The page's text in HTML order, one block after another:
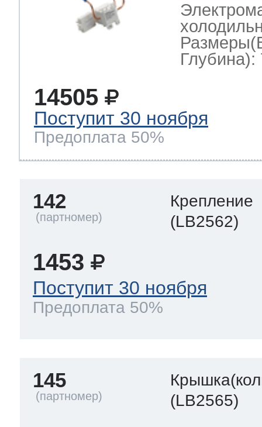
Глубина):
14505
Поступит 30 ноября
Предоплата 50%
142
Крепление
(LB2562)
1453
Поступит 30 ноября
Предоплата 50%
145
(LB2565)